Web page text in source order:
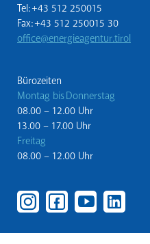
Tel: +43 512 250015
Fax: +43 512 250015 30
office@energieagentur.tirol
Bürozeiten
Montag bis Donnerstag
08.00 – 12.00 Uhr
13.00 – 17.00 Uhr
Freitag
08.00 – 12.00 Uhr